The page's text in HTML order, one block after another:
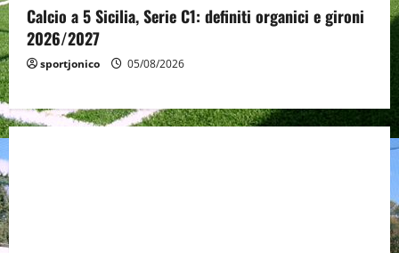
Calcio a 5 Sicilia, Serie C1: definiti organici e gironi
2026/2027
sportjonico 05/08/2026